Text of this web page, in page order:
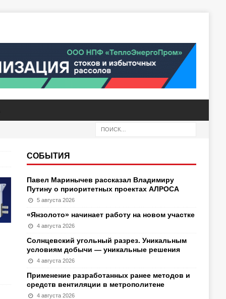
СОБЫТИЯ
Павел Маринычев рассказал Владимиру
Путину о приоритетных проектах АЛРОСА
5 августа 2026
«Янзолото» начинает работу на новом участке
4 августа 2026
Солнцевский угольный разрез. Уникальным
условиям добычи — уникальные решения
4 августа 2026
Применение разработанных ранее методов и
средств вентиляции в метрополитене
4 августа 2026